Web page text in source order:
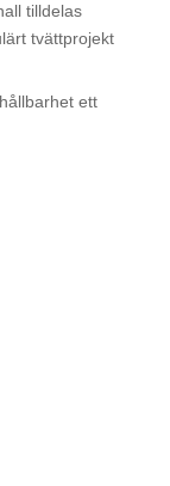
tilldelas
tvättprojekt
ett